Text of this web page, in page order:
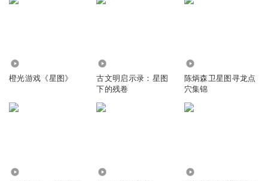
橙光游戏《星图》
古文明启示录：星图
下的残卷
陈炳森卫星图寻龙点
穴集锦